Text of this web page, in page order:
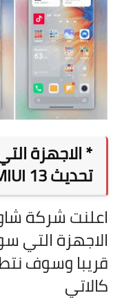
* الاجهزة
تحديث13
اعلنت شركة
الاجهزة التي
قريبا وسوف
كالاتي